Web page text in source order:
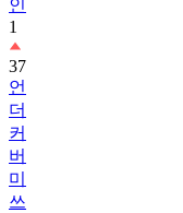
인
1
37
언
더
커
버
미
쓰